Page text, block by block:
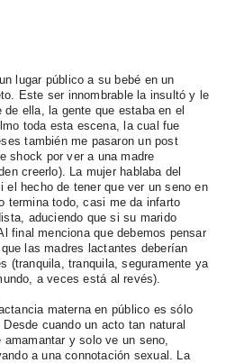
lugar público a su bebé en un
Este ser innombrable la insultó y le
ella, la gente que estaba en el
toda esta escena, la cual fue
también me pasaron un post
shock por ver a una madre
creerlo). La mujer hablaba del
hecho de tener que ver un seno en
termina todo, casi me da infarto
aduciendo que si su marido
final menciona que debemos pensar
las madres lactantes deberían
(tranquila, tranquila, seguramente ya
a veces está al revés).
materna en público es sólo
cuando un acto tan natural
y solo ve un seno,
a una connotación sexual. La